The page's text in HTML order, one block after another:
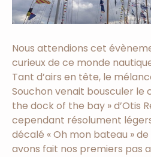
Nous attendions cet
curieux de ce monde
Tant d’airs en tête, le
Souchon venait bousculer le
the dock of the bay » d’Otis
cependant résolument
décalé « Oh mon bateau »
avons fait nos premiers pas